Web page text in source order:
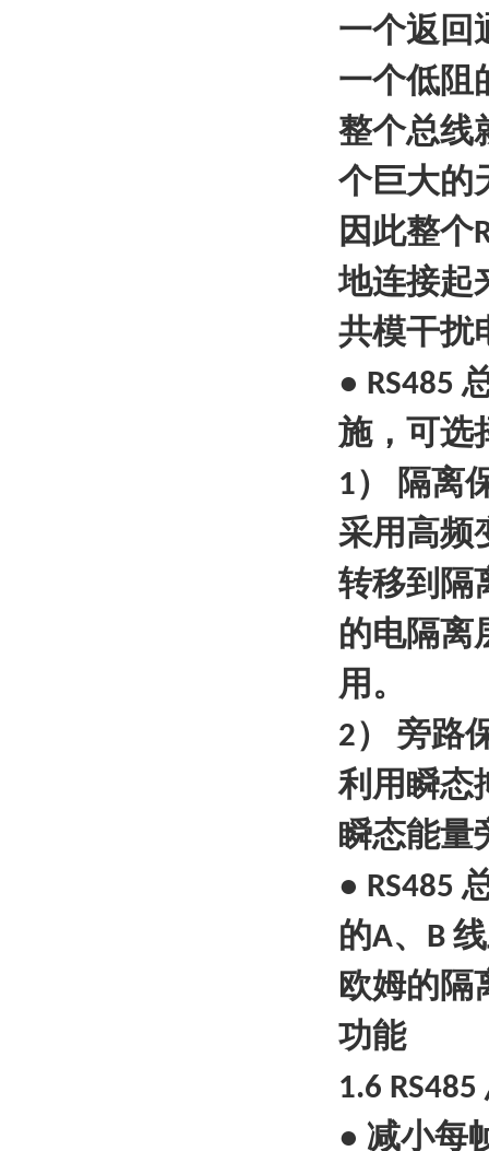
一个返回
一个低阻
整个总线
个巨大的
因此整个
地连接起
共模干扰
● RS485
施，可选
1）
隔离
采用高频
转移到隔
的电隔离
用。
2）
旁路
利用瞬态
瞬态能量
● RS485
的A、 B
欧姆的隔
功能
1.6 RS485
● 减小每